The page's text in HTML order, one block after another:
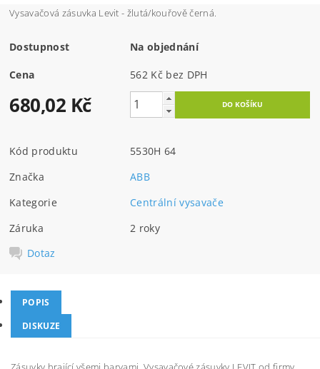
Vysavačová zásuvka Levit - žlutá/kouřově černá.
Dostupnost Na objednání
Cena 562 Kč bez DPH
680,02 Kč
Kód produktu
5530H 64
Značka
ABB
Kategorie
Centrální vysavače
Záruka
2 roky
Dotaz
POPIS
DISKUZE